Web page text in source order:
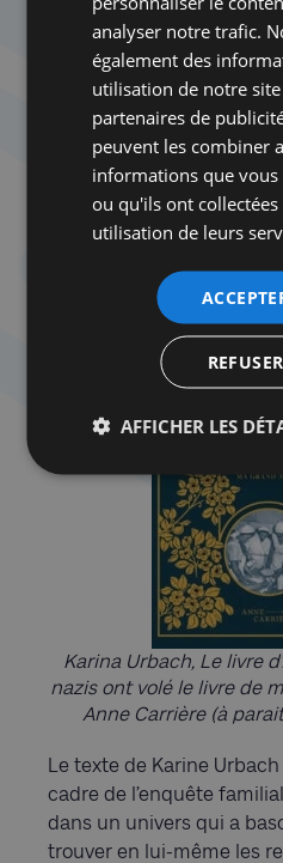
étaient de sa plume, et les
montraient ses mains en
! L’éditeur a même publié
jusqu’en 1966 sans jamais
revenus à Alice Urbach. Et
interpellé l’éditeur après
avec le nom d’un autre
viennoise en 1949.
Karina Urbach, Le livre
nazis ont volé le livre de
Anne Carrière (à
Le texte de Karine
cadre de l’enquête
dans un univers qui a
trouver en lui-même les
analyser notre trafic.
également des
utilisation de notre
partenaires de
peuvent les combiner
informations que
ou qu'ils ont
utilisation de leurs
AFFICHER LES